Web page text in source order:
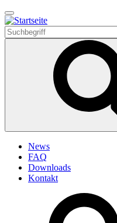
Direkt
zum
Inhalt
News
FAQ
Downloads
Kontakt